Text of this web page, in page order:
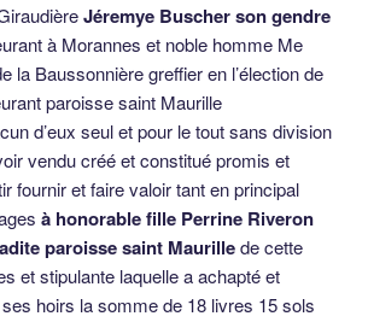
Jéremye Buscher son gendre
à Morannes et noble homme Me
la Baussonnière greffier en l’élection de
paroisse saint Maurille
d’eux seul et pour le tout sans division
vendu créé et constitué promis et
fournir et faire valoir tant en principal
à honorable fille Perrine Riveron
paroisse saint Maurillede cette
et stipulante laquelle a achapté et
hoirs la somme de 18 livres 15 sols